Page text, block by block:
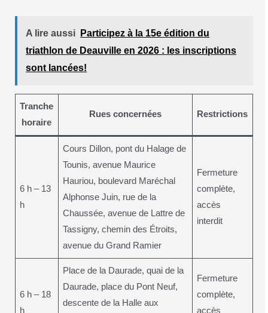
A lire aussi
Participez à la 15e édition du
triathlon de Deauville en 2026 : les inscriptions
sont lancées!
Tranche
horaire
Rues concernées Restrictions
6 h – 13
h
Cours Dillon, pont du Halage de
Tounis, avenue Maurice
Hauriou, boulevard Maréchal
Alphonse Juin, rue de la
Chaussée, avenue de Lattre de
Tassigny, chemin des Étroits,
avenue du Grand Ramier
Fermeture
complète,
accès
interdit
6 h – 18
h
Place de la Daurade, quai de la
Daurade, place du Pont Neuf,
descente de la Halle aux
Fermeture
complète,
accès